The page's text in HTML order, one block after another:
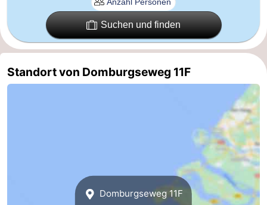
Zierikzee
-
Oosterschelde
Burgh
-
Suchen und finden
Standort von Domburgseweg 11F
Domburgseweg 11F